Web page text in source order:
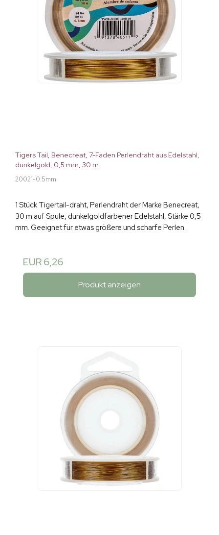
Tigers Tail, Benecreat, 7-Faden Perlendraht aus Edelstahl,
dunkelgold, 0,5 mm, 30 m
20021-0.5mm
1 Stück Tigertail-draht, Perlendraht der Marke Benecreat,
30 m auf Spule, dunkelgoldfarbener Edelstahl, Stärke 0,5
mm. Geeignet für etwas größere und scharfe Perlen.
EUR 6,26
Produkt anzeigen